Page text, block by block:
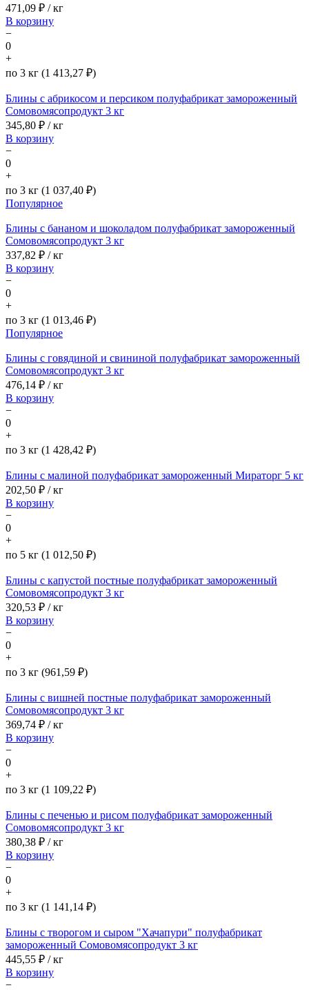
471,09 ₽ / кг
В корзину
−
0
+
по 3 кг (1 413,27 ₽)
Блины с абрикосом и персиком полуфабрикат замороженный
Сомовомясопродукт 3 кг
345,80 ₽ / кг
В корзину
−
0
+
по 3 кг (1 037,40 ₽)
Популярное
Блины с бананом и шоколадом полуфабрикат замороженный
Сомовомясопродукт 3 кг
337,82 ₽ / кг
В корзину
−
0
+
по 3 кг (1 013,46 ₽)
Популярное
Блины с говядиной и свининой полуфабрикат замороженный
Сомовомясопродукт 3 кг
476,14 ₽ / кг
В корзину
−
0
+
по 3 кг (1 428,42 ₽)
Блины с малиной полуфабрикат замороженный Мираторг 5 кг
202,50 ₽ / кг
В корзину
−
0
+
по 5 кг (1 012,50 ₽)
Блины с капустой постные полуфабрикат замороженный
Сомовомясопродукт 3 кг
320,53 ₽ / кг
В корзину
−
0
+
по 3 кг (961,59 ₽)
Блины с вишней постные полуфабрикат замороженный
Сомовомясопродукт 3 кг
369,74 ₽ / кг
В корзину
−
0
+
по 3 кг (1 109,22 ₽)
Блины с печенью и рисом полуфабрикат замороженный
Сомовомясопродукт 3 кг
380,38 ₽ / кг
В корзину
−
0
+
по 3 кг (1 141,14 ₽)
Блины с творогом и сыром "Хачапури" полуфабрикат
замороженный Сомовомясопродукт 3 кг
445,55 ₽ / кг
В корзину
−